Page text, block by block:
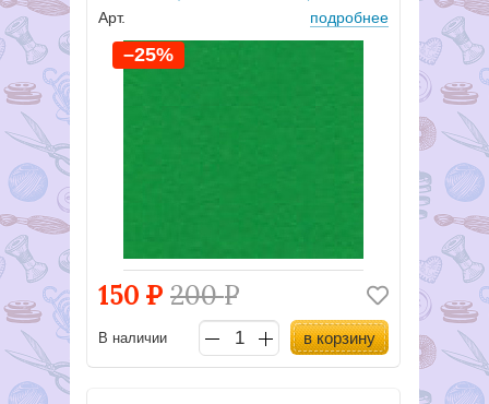
Арт. подробнее
150 Р 200Р
–25%
В наличии в корзину